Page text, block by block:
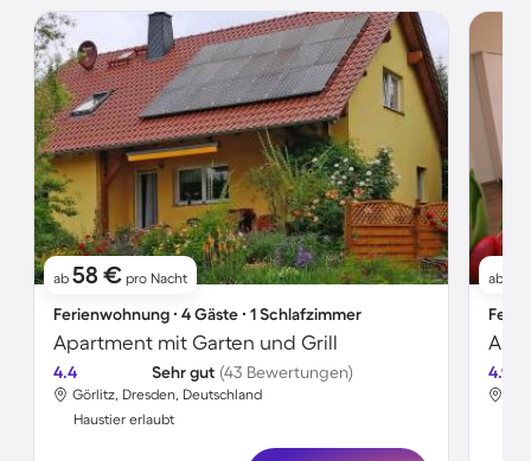
ab 58 € pro Nacht
Ferienwohnung ∙ 4 Gäste ∙ 1 Schlafzimmer
Apartment mit Garten und Grill
4.4 Sehr gut (43 Bewertungen)
Görlitz, Dresden, Deutschland
Haustier erlaubt
ab
4.9